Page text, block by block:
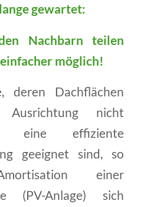
gewartet:
Nachbarn teilen
möglich!
deren Dachflächen
nicht
eine effiziente
geeignet sind, so
einer
(PV-Anlage) sich